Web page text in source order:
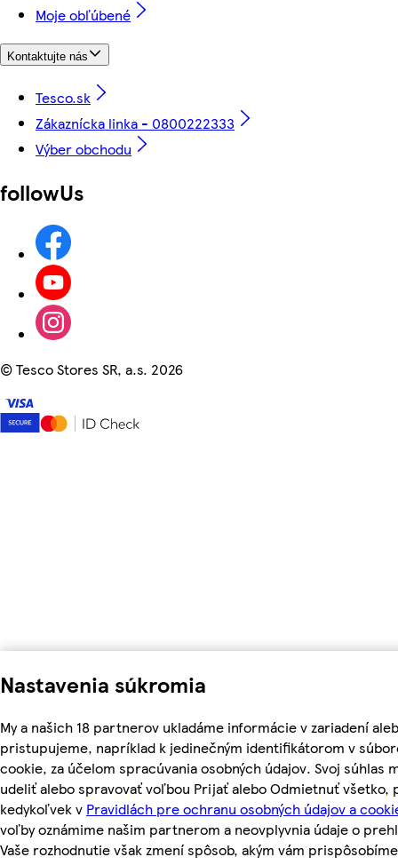
Nastavenia súkromia
My a našich 18 partnerov ukladáme informácie v zariadení
pristupujeme, napríklad k jedinečným identifikátorom v
cookie, za účelom spracúvania osobných údajov. Svoj súhlas
udeliť alebo spravovať voľbou Prijať alebo Odmietnuť všetko,
kedykoľvek v Pravidlách pre ochranu osobných údajov a
voľby oznámime našim partnerom a neovplyvnia údaje o
Vaše rozhodnutie však zmení spôsob, akým vám prispôsobíme
Moje obľúbené
Kontaktujte nás
Tesco.sk
Zákaznícka linka - 0800222333
Výber obchodu
followUs
©Tesco Stores SR, a.s. 2026